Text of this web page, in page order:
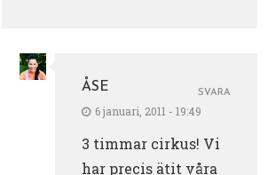
ÅSE
6 januari, 2011 - 19:49
3 timmar cirkus! Vi
har precis ätit våra
SVARA